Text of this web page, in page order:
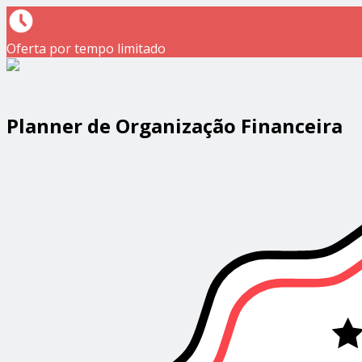
Oferta por tempo limitado
Planner de Organização Financeira